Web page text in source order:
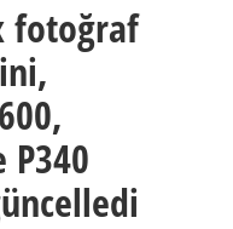
fotoğraf
P340